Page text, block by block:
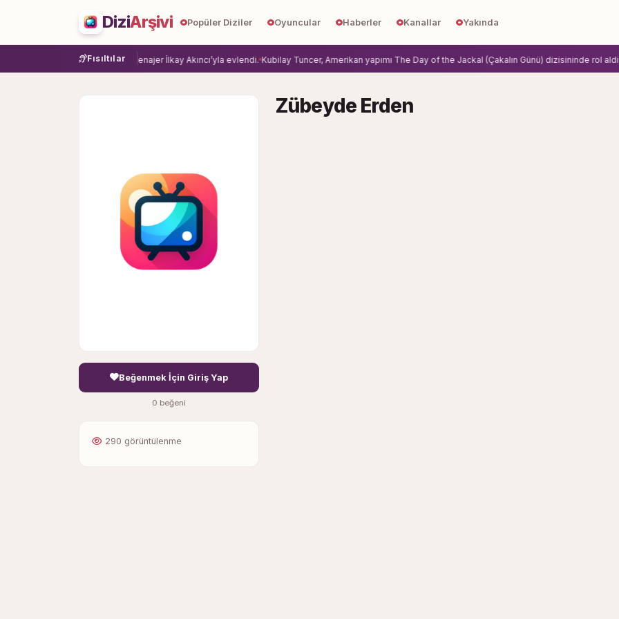
DiziArşivi Popüler Diziler Oyuncular Haberler Kanallar Yakında
Fısıltılar
Damla Sönmez, menajer İlkay Akıncı’yla evlendi. Kubilay Tuncer, Amerikan yapımı The Day of the Jackal (Çakalın Günü) dizisininde rol aldi.
Beğenmek İçin Giriş Yap
0 beğeni
290 görüntülenme
Zübeyde Erden